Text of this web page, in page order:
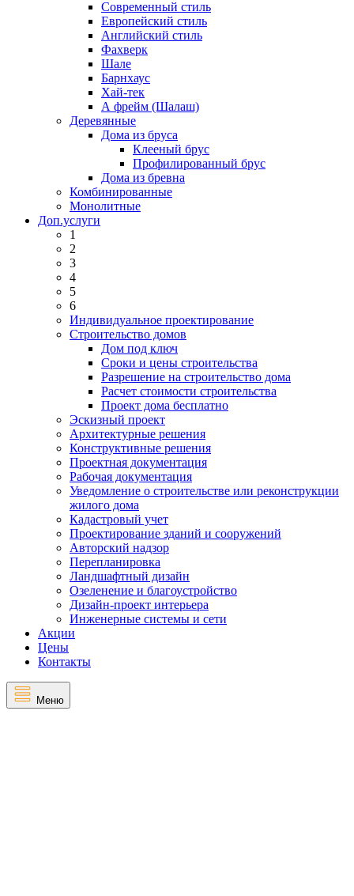
Современный стиль
Европейский стиль
Английский стиль
Фахверк
Шале
Барнхаус
Хай-тек
А фрейм (Шалаш)
Деревянные
Дома из бруса
Клееный брус
Профилированный брус
Дома из бревна
Комбинированные
Монолитные
Доп.услуги
1
2
3
4
5
6
Индивидуальное проектирование
Строительство домов
Дом под ключ
Сроки и цены строительства
Разрешение на строительство дома
Расчет стоимости строительства
Проект дома бесплатно
Эскизный проект
Архитектурные решения
Конструктивные решения
Проектная документация
Рабочая документация
Уведомление о строительстве или реконструкции
жилого дома
Кадастровый учет
Проектирование зданий и сооружений
Авторский надзор
Перепланировка
Ландшафтный дизайн
Озеленение и благоустройство
Дизайн-проект интерьера
Инженерные системы и сети
Акции
Цены
Контакты
Меню